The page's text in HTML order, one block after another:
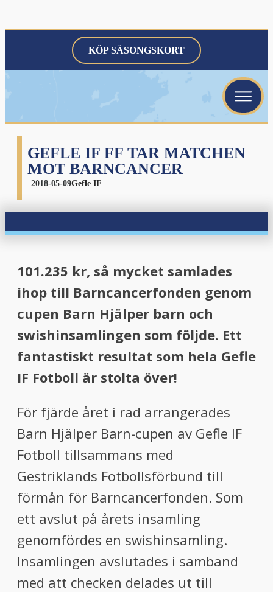
KÖP SÄSONGSKORT
GEFLE IF FF TAR MATCHEN
MOT BARNCANCER
2018-05-09Gefle IF
101.235 kr, så mycket samlades
ihop till Barncancerfonden genom
cupen Barn Hjälper barn och
swishinsamlingen som följde. Ett
fantastiskt resultat som hela Gefle
IF Fotboll är stolta över!
För fjärde året i rad arrangerades
Barn Hjälper Barn-cupen av Gefle IF
Fotboll tillsammans med
Gestriklands Fotbollsförbund till
förmån för Barncancerfonden. Som
ett avslut på årets insamling
genomfördes en swishinsamling.
Insamlingen avslutades i samband
med att checken delades ut till